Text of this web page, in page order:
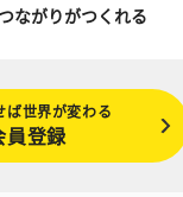
ながりがつくれる
ば世界が変わる
員登録